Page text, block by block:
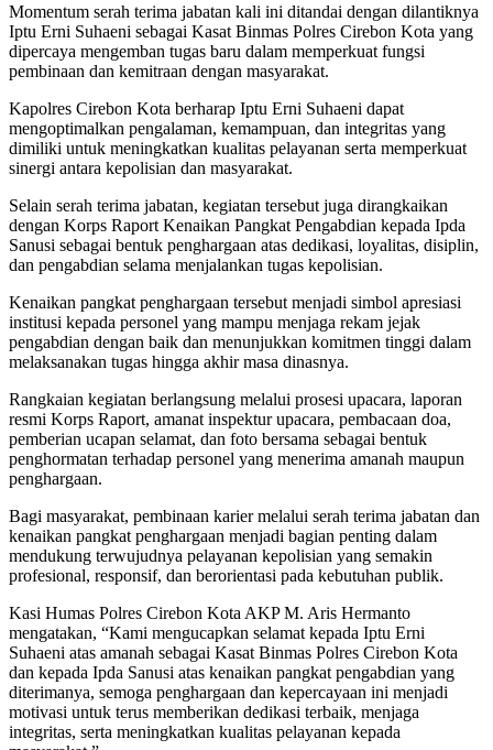
Momentum serah terima jabatan kali ini ditandai dengan dilantiknya
Iptu Erni Suhaeni sebagai Kasat Binmas Polres Cirebon Kota yang
dipercaya mengemban tugas baru dalam memperkuat fungsi
pembinaan dan kemitraan dengan masyarakat.
Kapolres Cirebon Kota berharap Iptu Erni Suhaeni dapat
mengoptimalkan pengalaman, kemampuan, dan integritas yang
dimiliki untuk meningkatkan kualitas pelayanan serta memperkuat
sinergi antara kepolisian dan masyarakat.
Selain serah terima jabatan, kegiatan tersebut juga dirangkaikan
dengan Korps Raport Kenaikan Pangkat Pengabdian kepada Ipda
Sanusi sebagai bentuk penghargaan atas dedikasi, loyalitas, disiplin,
dan pengabdian selama menjalankan tugas kepolisian.
Kenaikan pangkat penghargaan tersebut menjadi simbol apresiasi
institusi kepada personel yang mampu menjaga rekam jejak
pengabdian dengan baik dan menunjukkan komitmen tinggi dalam
melaksanakan tugas hingga akhir masa dinasnya.
Rangkaian kegiatan berlangsung melalui prosesi upacara, laporan
resmi Korps Raport, amanat inspektur upacara, pembacaan doa,
pemberian ucapan selamat, dan foto bersama sebagai bentuk
penghormatan terhadap personel yang menerima amanah maupun
penghargaan.
Bagi masyarakat, pembinaan karier melalui serah terima jabatan dan
kenaikan pangkat penghargaan menjadi bagian penting dalam
mendukung terwujudnya pelayanan kepolisian yang semakin
profesional, responsif, dan berorientasi pada kebutuhan publik.
Kasi Humas Polres Cirebon Kota AKP M. Aris Hermanto
mengatakan, “Kami mengucapkan selamat kepada Iptu Erni
Suhaeni atas amanah sebagai Kasat Binmas Polres Cirebon Kota
dan kepada Ipda Sanusi atas kenaikan pangkat pengabdian yang
diterimanya, semoga penghargaan dan kepercayaan ini menjadi
motivasi untuk terus memberikan dedikasi terbaik, menjaga
integritas, serta meningkatkan kualitas pelayanan kepada